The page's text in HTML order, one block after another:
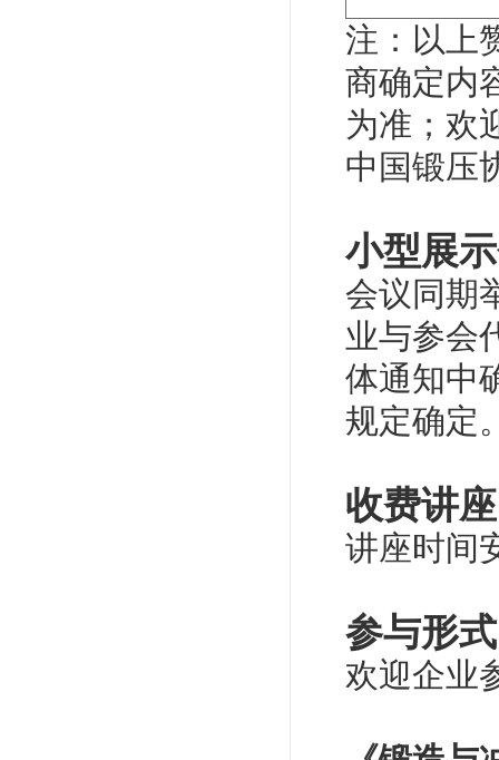
注：以上
商确定内
为准；欢
中国锻压
小型展
会议同期
业与参会
体通知中
规定确定
收费讲
讲座时间
参与形
欢迎企业